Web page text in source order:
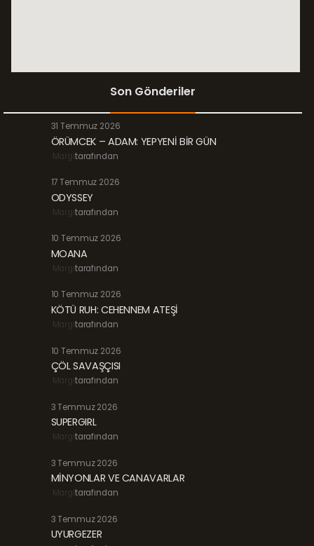
Son Gönderiler
31 Temmuz 2026
ÖRÜMCEK – ADAM: YEPYENİ BİR GÜN
Margitarafından
17 Temmuz 2026
ODYSSEY
Margitarafından
10 Temmuz 2026
MOANA
Margitarafından
10 Temmuz 2026
KÖTÜ RUH: CEHENNEM ATEŞİ
Margitarafından
10 Temmuz 2026
ÇÖL SAVAŞÇISI
Margitarafından
3 Temmuz 2026
SUPERGIRL
Margitarafından
3 Temmuz 2026
MİNYONLAR VE CANAVARLAR
Margitarafından
3 Temmuz 2026
UYURGEZER